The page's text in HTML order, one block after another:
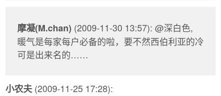
摩凝(M.chan) (2009-11-30 13:57): @深白色,
暖气是每家每户必备的啦，要不然西伯利亚的冷
可是出来名的……
小农夫 (2009-11-25 17:28):